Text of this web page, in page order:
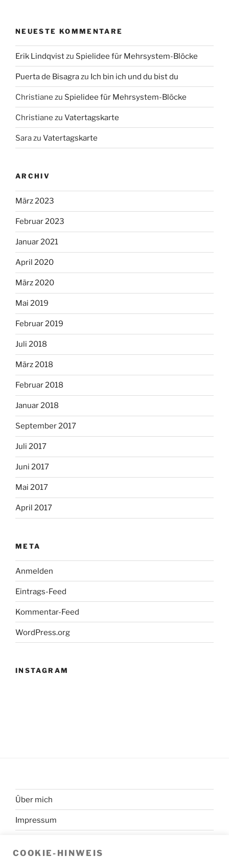
NEUESTE KOMMENTARE
Erik Lindqvistzu Spielidee für Mehrsystem-Blöcke
Puerta de Bisagrazu Ich bin ich und du bist du
Christiane zu Spielidee für Mehrsystem-Blöcke
Christiane zu Vatertagskarte
Sarazu Vatertagskarte
ARCHIV
März 2023
Februar 2023
Januar 2021
April 2020
März 2020
Mai 2019
Februar 2019
Juli 2018
März 2018
Februar 2018
Januar 2018
September 2017
Juli 2017
Juni 2017
Mai 2017
April 2017
META
Anmelden
Eintrags-Feed
Kommentar-Feed
WordPress.org
INSTAGRAM
Über mich
Impressum
COOKIE-HINWEIS